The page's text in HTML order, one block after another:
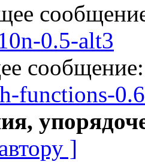
0.5-alt3
functions-
]